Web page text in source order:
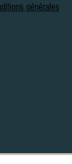
générales